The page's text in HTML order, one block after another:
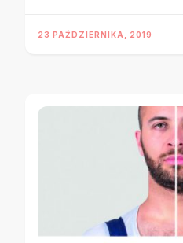
23 PAŹDZIERNIKA, 2019